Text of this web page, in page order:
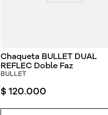
Chaqueta BULLET DUAL
REFLEC Doble Faz
BULLET
$ 120.000